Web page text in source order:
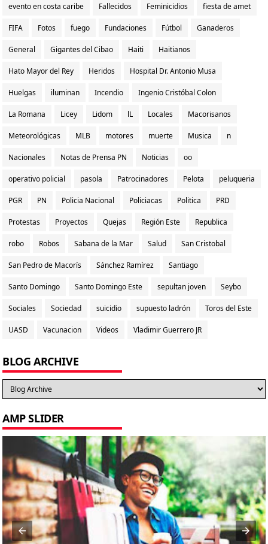
evento en costa caribe Fallecidos Feminicidios fiesta de amet
FIFA Fotos fuego Fundaciones Fútbol Ganaderos
General Gigantes del Cibao Haiti Haitianos
Hato Mayor del Rey Heridos Hospital Dr. Antonio Musa
Huelgas iluminan Incendio Ingenio Cristóbal Colon
La Romana Licey Lidom lL Locales Macorisanos
Meteorológicas MLB motores muerte Musica n
Nacionales Notas de Prensa PN Noticias oo
operativo policial pasola Patrocinadores Pelota peluqueria
PGR PN Policia Nacional Policiacas Politica PRD
Protestas Proyectos Quejas Región Este Republica
robo Robos Sabana de la Mar Salud San Cristobal
San Pedro de Macorís Sánchez Ramírez Santiago
Santo Domingo Santo Domingo Este sepultan joven Seybo
Sociales Sociedad suicidio supuesto ladrón Toros del Este
UASD Vacunacion Videos Vladimir Guerrero JR
BLOG ARCHIVE
AMP SLIDER